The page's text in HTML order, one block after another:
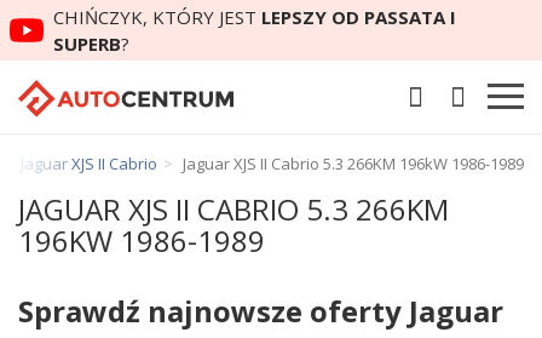
CHIŃCZYK, KTÓRY JEST LEPSZY OD PASSATA I
SUPERB?
Jaguar XJS II Cabrio Jaguar XJS II Cabrio 5.3 266KM 196kW 1986-1989
JAGUAR XJS II CABRIO 5.3 266KM
196KW 1986-1989
Sprawdź najnowsze oferty Jaguar